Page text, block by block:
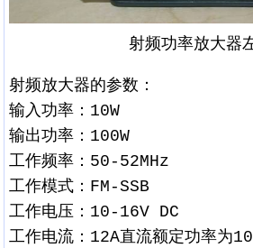
射频功率放大器
射频放大器的参数：
输入功率：10W
输出功率：100W
工作频率：50-52MHz
工作模式：FM-SSB
工作电压：10-16V DC
工作电流：12A直流额定功率为